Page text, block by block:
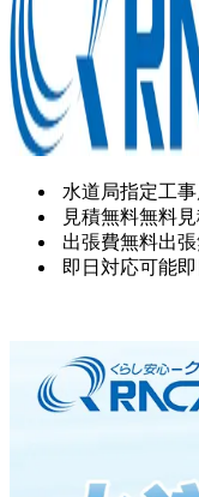
水道局指定工
見積無料無料
出張費無料出
即日対応可能